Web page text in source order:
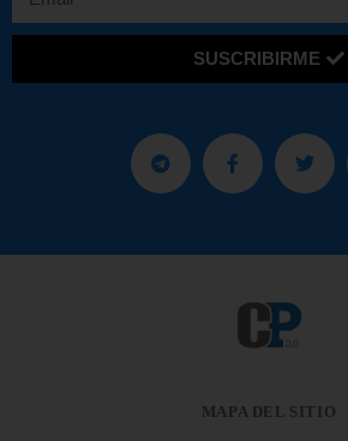
SUSCRIBIRME
MAPA DEL SITIO